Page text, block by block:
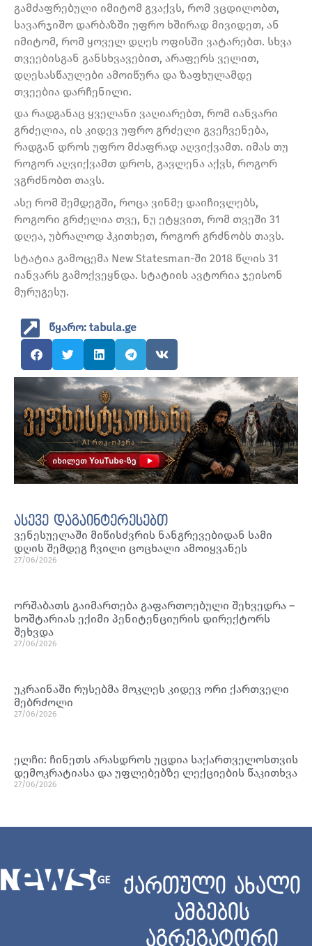
გამძაფრებული იმიტომ გვაქვს, რომ ვცდილობთ,
სავარჯიშო დარბაზში უფრო ხშირად მივიდეთ, ან
იმიტომ, რომ ყოველ დღეს ოფისში ვატარებთ. სხვა
თვეებისგან განსხვავებით, არაფერს ველით,
დღესასწაულები ამოიწურა და ზაფხულამდე
თვეებია დარჩენილი.
და რადგანაც ყველანი ვაღიარებთ, რომ იანვარი
გრძელია, ის კიდევ უფრო გრძელი გვეჩვენება,
რადგან დროს უფრო მძაფრად აღვიქვამთ. იმას თუ
როგორ აღვიქვამთ დროს, გავლენა აქვს, როგორ
ვგრძნობთ თავს.
ასე რომ შემდეგში, როცა ვინმე დაიჩივლებს,
როგორი გრძელია თვე, ნუ ეტყვით, რომ თვეში 31
დღეა, უბრალოდ ჰკითხეთ, როგორ გრძნობს თავს.
სტატია გამოცემა New Statesman-ში 2018 წლის 31
იანვარს გამოქვეყნდა. სტატიის ავტორია ჯეისონ
მურუგესუ.
წყარო: tabula.ge
ასევე დაგაინტერესებთ
ვენესუელაში მიწისძვრის ნანგრევებიდან სამი
დღის შემდეგ ჩვილი ცოცხალი ამოიყვანეს
27/06/2026
ორშაბათს გაიმართება გაფართოებული შეხვედრა –
ხოშტარიას ექიმი პენიტენციურის დირექტორს
შეხვდა
27/06/2026
უკრაინაში რუსებმა მოკლეს კიდევ ორი ქართველი
მებრძოლი
27/06/2026
ელჩი: ჩინეთს არასდროს უცდია საქართველოსთვის
დემოკრატიასა და უფლებებზე ლექციების წაკითხვა
27/06/2026
ქართული ახალი
ამბების
აგრეგატორი